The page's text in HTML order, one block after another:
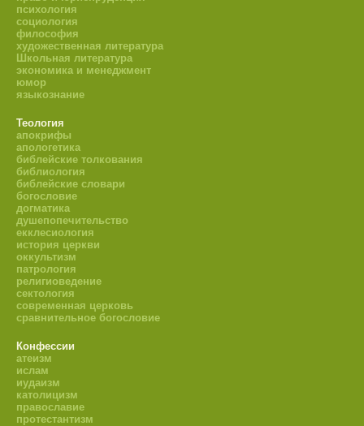
психология
социология
философия
художественная литература
Школьная литература
экономика и менеджмент
юмор
языкознание
Теология
апокрифы
апологетика
библейские толкования
библиология
библейские словари
богословие
догматика
душепопечительство
екклесиология
история церкви
оккультизм
патрология
религиоведение
сектология
современная церковь
сравнительное богословие
Конфессии
атеизм
ислам
иудаизм
католицизм
православие
протестантизм